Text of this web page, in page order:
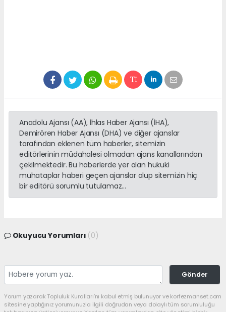
Anadolu Ajansı (AA), İhlas Haber Ajansı (İHA),
Demirören Haber Ajansı (DHA) ve diğer ajanslar
tarafından eklenen tüm haberler, sitemizin
editörlerinin müdahalesi olmadan ajans kanallarından
çekilmektedir. Bu haberlerde yer alan hukuki
muhataplar haberi geçen ajanslar olup sitemizin hiç
bir editörü sorumlu tutulamaz...
Okuyucu Yorumları (0)
Gönder
Yorum yazarak Topluluk Kuralları’nı kabul etmiş bulunuyor ve korfezmanset.com
sitesine yaptığınız yorumunuzla ilgili doğrudan veya dolaylı tüm sorumluluğu